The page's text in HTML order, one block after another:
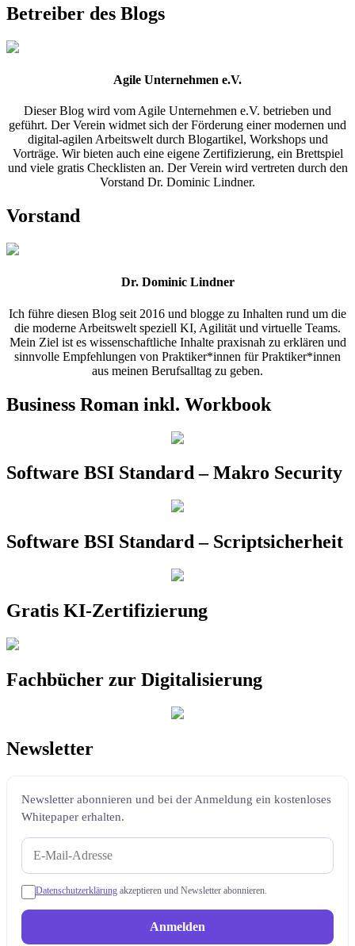
Betreiber des Blogs
Agile Unternehmen e.V.
Dieser Blog wird vom Agile Unternehmen e.V. betrieben und
geführt. Der Verein widmet sich der Förderung einer modernen und
digital-agilen Arbeitswelt durch Blogartikel, Workshops und
Vorträge. Wir bieten auch eine eigene Zertifizierung, ein Brettspiel
und viele gratis Checklisten an. Der Verein wird vertreten durch den
Vorstand Dr. Dominic Lindner.
Vorstand
Dr. Dominic Lindner
Ich führe diesen Blog seit 2016 und blogge zu Inhalten rund um die
die moderne Arbeitswelt speziell KI, Agilität und virtuelle Teams.
Mein Ziel ist es wissenschaftliche Inhalte praxisnah zu erklären und
sinnvolle Empfehlungen von Praktiker*innen für Praktiker*innen
aus meinen Berufsalltag zu geben.
Business Roman inkl. Workbook
Software BSI Standard – Makro Security
Software BSI Standard – Scriptsicherheit
Gratis KI-Zertifizierung
Fachbücher zur Digitalisierung
Newsletter
Newsletter abonnieren und bei der Anmeldung ein kostenloses
Whitepaper erhalten.
Datenschutzerklärung akzeptieren und Newsletter abonnieren.
Anmelden